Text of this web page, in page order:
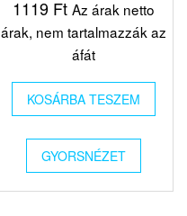
1119 Ft Az árak netto
árak, nem tartalmazzák az
áfát
KOSÁRBA TESZEM
GYORSNÉZET